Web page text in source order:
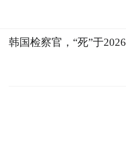
韩国检察官，“死”于2026